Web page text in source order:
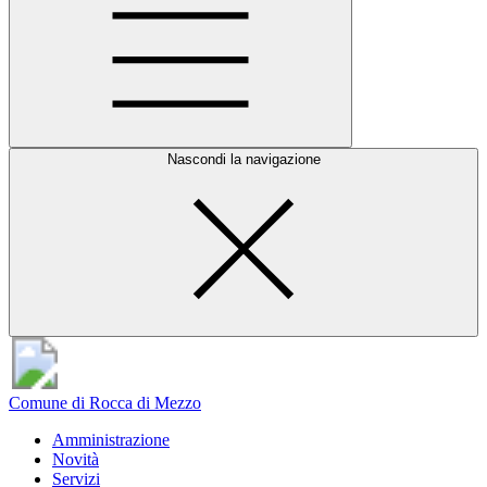
Nascondi la navigazione
Comune di Rocca di Mezzo
Amministrazione
Novità
Servizi